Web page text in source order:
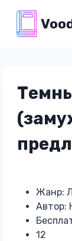
содержимому
Жанр:
Автор:
12